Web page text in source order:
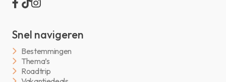
Snel navigeren
Bestemmingen
Thema’s
Roadtrip